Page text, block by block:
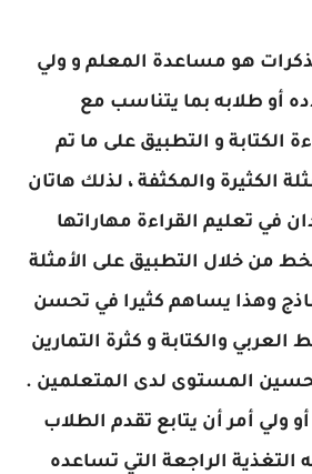
هو مساعدة المعلم و ولي
أو طلابه بما يتناسب مع
الكتابة و التطبيق على ما تم
الكثيرة والمكثفة ، لذلك هاتان
في تعليم القراءة مهاراتها
من خلال التطبيق على الأمثلة
وهذا يساهم كثيرا في تحسن
العربي والكتابة و كثرة التمارين
تحسين المستوى لدى المتعلمين .
ولي أمر أن يتابع تقدم الطلاب
التغذية الراجعة التي تساعده